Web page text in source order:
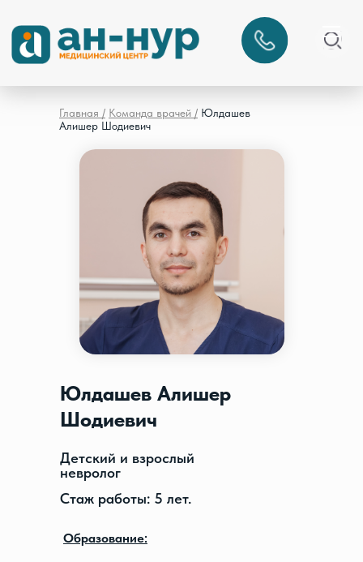
Юлдашев Алишер
Шодиевич
Детский и взрослый
невролог
Образование:
Стаж работы: 5 лет.
Главная / Команда врачей / Юлдашев
Алишер Шодиевич